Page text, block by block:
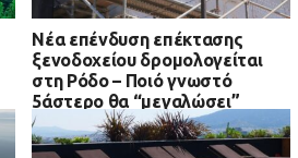
Νέα επένδυση επέκτασης
ξενοδοχείου δρομολογείται
στη Ρόδο – Ποιό γνωστό
5άστερο θα “μεγαλώσει”